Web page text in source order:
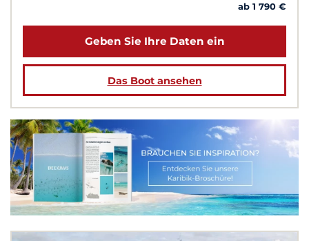
ab 1 790 €
Geben Sie Ihre Daten ein
Das Boot ansehen